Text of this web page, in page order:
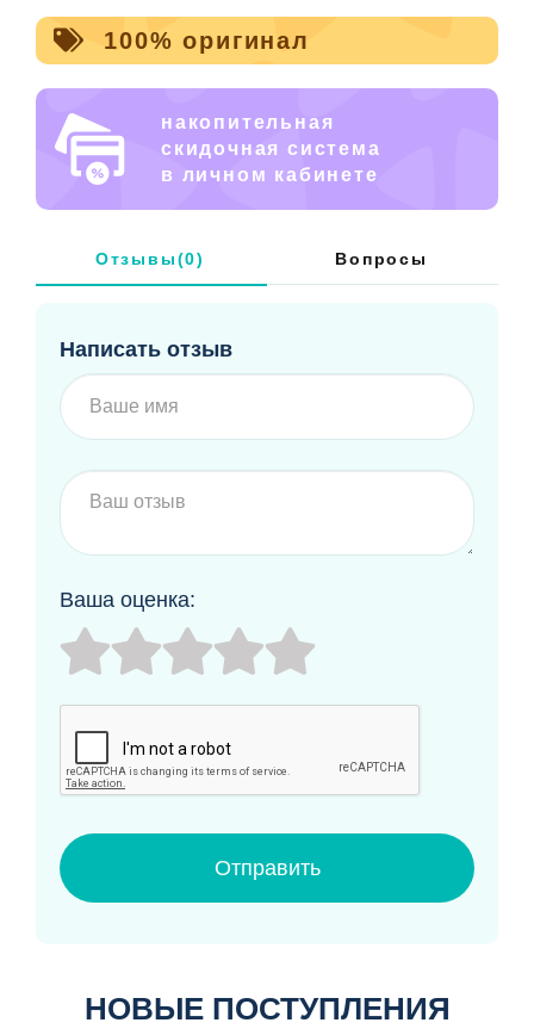
100% оригинал
накопительная
скидочная система
в личном кабинете
Отзывы(0) Вопросы
Написать отзыв
Ваша оценка:
Отправить
НОВЫЕ ПОСТУПЛЕНИЯ